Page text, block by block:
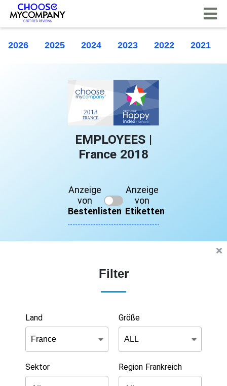
2026 2025 2024 2023 2022 2021
EMPLOYEES |
France 2018
Anzeige
von
Bestenlisten
Anzeige
von
Etiketten
Filter
Land Größe
Sektor Region Frankreich
Cookie-Einstellungen